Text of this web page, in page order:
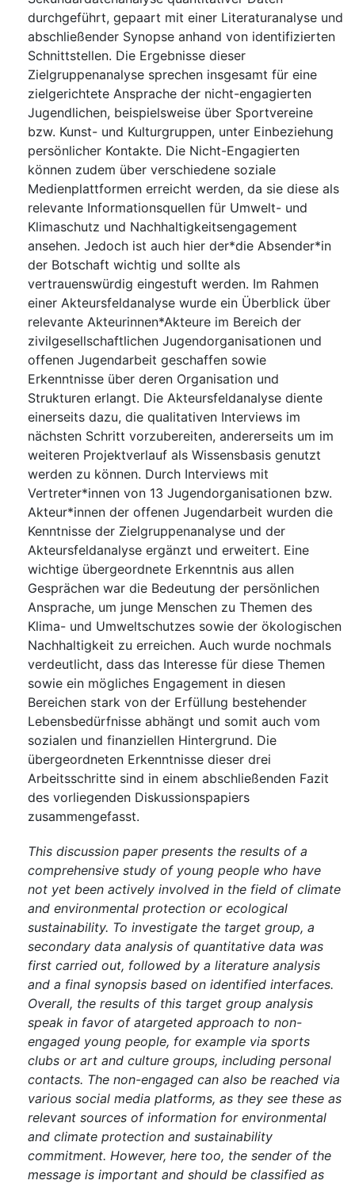
durchgeführt, gepaart mit einer Literaturanalyse und
abschließender Synopse anhand von identifizierten
Schnittstellen. Die Ergebnisse dieser
Zielgruppenanalyse sprechen insgesamt für eine
zielgerichtete Ansprache der nicht-engagierten
Jugendlichen, beispielsweise über Sportvereine
bzw. Kunst- und Kulturgruppen, unter Einbeziehung
persönlicher Kontakte. Die Nicht-Engagierten
können zudem über verschiedene soziale
Medienplattformen erreicht werden, da sie diese als
relevante Informationsquellen für Umwelt- und
Klimaschutz und Nachhaltigkeitsengagement
ansehen. Jedoch ist auch hier der*die Absender*in
der Botschaft wichtig und sollte als
vertrauenswürdig eingestuft werden. Im Rahmen
einer Akteursfeldanalyse wurde ein Überblick über
relevante Akteurinnen*Akteure im Bereich der
zivilgesellschaftlichen Jugendorganisationen und
offenen Jugendarbeit geschaffen sowie
Erkenntnisse über deren Organisation und
Strukturen erlangt. Die Akteursfeldanalyse diente
einerseits dazu, die qualitativen Interviews im
nächsten Schritt vorzubereiten, andererseits um im
weiteren Projektverlauf als Wissensbasis genutzt
werden zu können. Durch Interviews mit
Vertreter*innen von 13 Jugendorganisationen bzw.
Akteur*innen der offenen Jugendarbeit wurden die
Kenntnisse der Zielgruppenanalyse und der
Akteursfeldanalyse ergänzt und erweitert. Eine
wichtige übergeordnete Erkenntnis aus allen
Gesprächen war die Bedeutung der persönlichen
Ansprache, um junge Menschen zu Themen des
Klima- und Umweltschutzes sowie der ökologischen
Nachhaltigkeit zu erreichen. Auch wurde nochmals
verdeutlicht, dass das Interesse für diese Themen
sowie ein mögliches Engagement in diesen
Bereichen stark von der Erfüllung bestehender
Lebensbedürfnisse abhängt und somit auch vom
sozialen und finanziellen Hintergrund. Die
übergeordneten Erkenntnisse dieser drei
Arbeitsschritte sind in einem abschließenden Fazit
des vorliegenden Diskussionspapiers
zusammengefasst.
This discussion paper presents the results of a
comprehensive study of young people who have
not yet been actively involved in the field of climate
and environmental protection or ecological
sustainability. To investigate the target group, a
secondary data analysis of quantitative data was
first carried out, followed by a literature analysis
and a final synopsis based on identified interfaces.
Overall, the results of this target group analysis
speak in favor of atargeted approach to non-
engaged young people, for example via sports
clubs or art and culture groups, including personal
contacts. The non-engaged can also be reached via
various social media platforms, as they see these as
relevant sources of information for environmental
and climate protection and sustainability
commitment. However, here too, the sender of the
message is important and should be classified as